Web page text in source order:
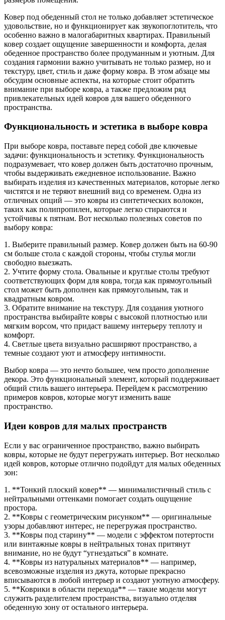
Ковер под обеденный стол не только добавляет эстетическое
удовольствие, но и функционирует как звукопоглотитель, что
особенно важно в малогабаритных квартирах. Правильный
ковер создает ощущение завершенности и комфорта, делая
обеденное пространство более продуманным и уютным. Для
создания гармонии важно учитывать не только размер, но и
текстуру, цвет, стиль и даже форму ковра. В этом абзаце мы
обсудим основные аспекты, на которые стоит обратить
внимание при выборе ковра, а также предложим ряд
привлекательных идей ковров для вашего обеденного
пространства.
Функциональность и эстетика в выборе ковра
При выборе ковра, поставьте перед собой две ключевые
задачи: функциональность и эстетику. Функциональность
подразумевает, что ковер должен быть достаточно прочным,
чтобы выдерживать ежедневное использование. Важно
выбирать изделия из качественных материалов, которые легко
чистятся и не теряют внешний вид со временем. Одна из
отличных опций — это ковры из синтетических волокон,
таких как полипропилен, которые легко стираются и
устойчивы к пятнам. Вот несколько полезных советов по
выбору ковра:
1. Выберите правильный размер. Ковер должен быть на 60-90
см больше стола с каждой стороны, чтобы стулья могли
свободно выезжать.
2. Учтите форму стола. Овальные и круглые столы требуют
соответствующих форм для ковра, тогда как прямоугольный
стол может быть дополнен как прямоугольным, так и
квадратным ковром.
3. Обратите внимание на текстуру. Для создания уютного
пространства выбирайте ковры с высокой плотностью или
мягким ворсом, что придаст вашему интерьеру теплоту и
комфорт.
4. Светлые цвета визуально расширяют пространство, а
темные создают уют и атмосферу интимности.
Выбор ковра — это нечто большее, чем просто дополнение
декора. Это функциональный элемент, который поддерживает
общий стиль вашего интерьера. Перейдем к рассмотрению
примеров ковров, которые могут изменить ваше
пространство.
Идеи ковров для малых пространств
Если у вас ограниченное пространство, важно выбирать
ковры, которые не будут перегружать интерьер. Вот несколько
идей ковров, которые отлично подойдут для малых обеденных
зон:
1. **Тонкий плоский ковер** — минималистичный стиль с
нейтральными оттенками помогает создать ощущение
простора.
2. **Ковры с геометрическим рисунком** — оригинальные
узоры добавляют интерес, не перегружая пространство.
3. **Ковры под старину** — модели с эффектом потертости
или винтажные ковры в нейтральных тонах притянут
внимание, но не будут “угнездаться” в комнате.
4. **Ковры из натуральных материалов** — например,
всевозможные изделия из джута, которые прекрасно
вписываются в любой интерьер и создают уютную атмосферу.
5. **Коврики в области перехода** — такие модели могут
служить разделителем пространства, визуально отделяя
обеденную зону от остального интерьера.